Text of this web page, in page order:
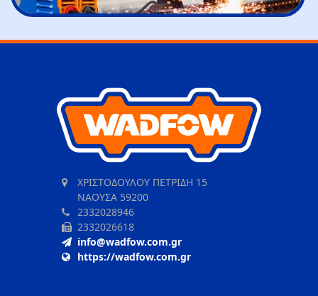
ΧΡΙΣΤΟΔΟΥΛΟΥ ΠΕΤΡΙΔΗ 15
ΝΑΟΥΣΑ 59200
2332028946
2332026618
info@wadfow.com.gr
https://wadfow.com.gr